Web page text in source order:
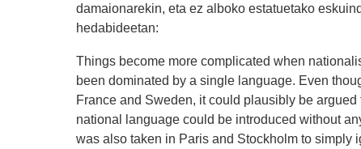
damaionarekin, eta ez alboko estatuetako
hedabideetan:
Things become more complicated when
been dominated by a single language. Even
France and Sweden, it could plausibly be
national language could be introduced without
was also taken in Paris and Stockholm to simply